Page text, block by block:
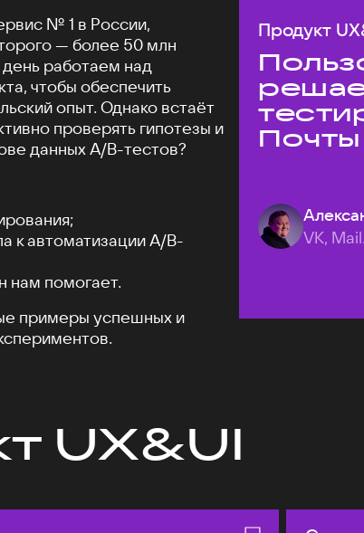
№ 1 в России,
— более 50 млн
работаем над
чтобы обеспечить
опыт. Однако встаёт
проверять гипотезы и
данных A/B-тестов?
к автоматизации A/B-
нам помогает.
примеры успешных и
Продукт
Почты
VK,
UX&UI